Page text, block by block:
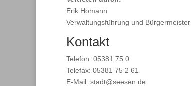
Erik Homann
Verwaltungsführung und Bürgermeister
Kontakt
Telefon: 05381 75 0
Telefax: 05381 75 2 61
E-Mail: stadt@seesen.de